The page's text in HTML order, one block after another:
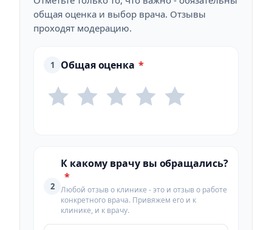
общая оценка и выбор врача. Отзывы
проходят модерацию.
1 Общая оценка *
2
К какому врачу вы обращались?
*
Любой отзыв о клинике - это и отзыв о работе
конкретного врача. Привяжем его и к
клинике, и к врачу.